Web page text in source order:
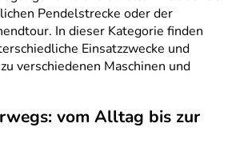
Pendelstrecke oder der
In dieser Kategorie finden
Einsatzzwecke und
verschiedenen Maschinen und
vom Alltag bis zur